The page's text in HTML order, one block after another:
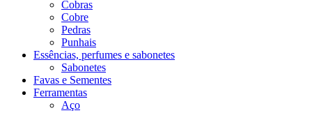
Cobras
Cobre
Pedras
Punhais
Essências, perfumes e sabonetes
Sabonetes
Favas e Sementes
Ferramentas
Aço